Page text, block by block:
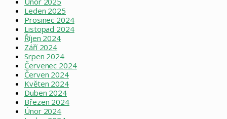
Leden 2025
Prosinec 2024
Listopad 2024
Říjen 2024
Září 2024
Srpen 2024
Červenec 2024
Červen 2024
Květen 2024
Duben 2024
Březen 2024
Únor 2024